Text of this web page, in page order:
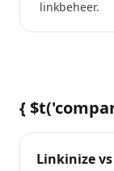
linkbeheer.
{
Linkinize